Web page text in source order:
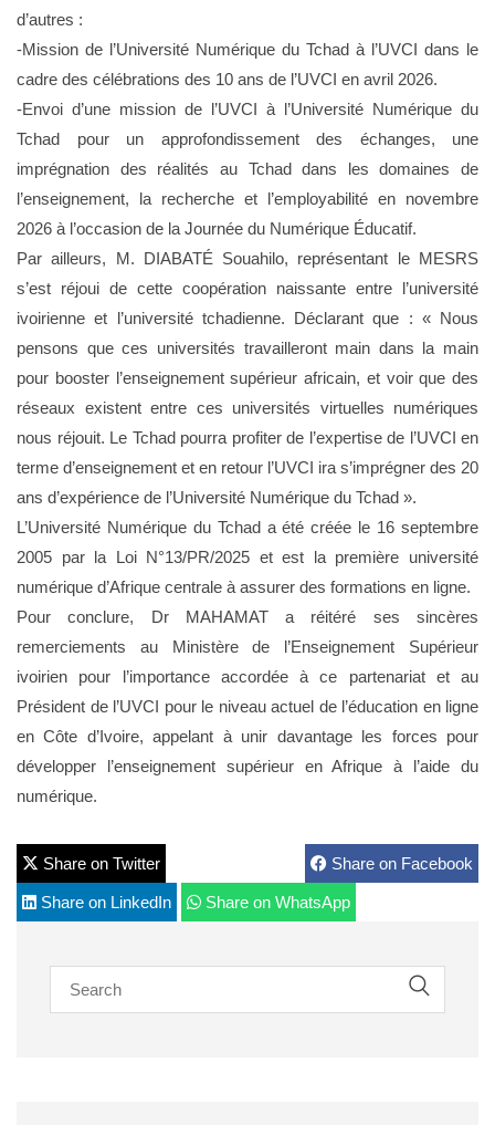
d’autres :
-Mission de l’Université Numérique du Tchad à l’UVCI dans le
cadre des célébrations des 10 ans de l’UVCI en avril 2026.
-Envoi d’une mission de l’UVCI à l’Université Numérique du
Tchad pour un approfondissement des échanges, une
imprégnation des réalités au Tchad dans les domaines de
l’enseignement, la recherche et l’employabilité en novembre
2026 à l’occasion de la Journée du Numérique Éducatif.
Par ailleurs, M. DIABATÉ Souahilo, représentant le MESRS
s’est réjoui de cette coopération naissante entre l’université
ivoirienne et l’université tchadienne. Déclarant que : « Nous
pensons que ces universités travailleront main dans la main
pour booster l’enseignement supérieur africain, et voir que des
réseaux existent entre ces universités virtuelles numériques
nous réjouit. Le Tchad pourra profiter de l’expertise de l’UVCI en
terme d’enseignement et en retour l’UVCI ira s’imprégner des 20
ans d’expérience de l’Université Numérique du Tchad ».
L’Université Numérique du Tchad a été créée le 16 septembre
2005 par la Loi N°13/PR/2025 et est la première université
numérique d’Afrique centrale à assurer des formations en ligne.
Pour conclure, Dr MAHAMAT a réitéré ses sincères
remerciements au Ministère de l’Enseignement Supérieur
ivoirien pour l’importance accordée à ce partenariat et au
Président de l’UVCI pour le niveau actuel de l’éducation en ligne
en Côte d’Ivoire, appelant à unir davantage les forces pour
développer l’enseignement supérieur en Afrique à l’aide du
numérique.
Share on Twitter Share on Facebook
Share on LinkedIn Share on WhatsApp